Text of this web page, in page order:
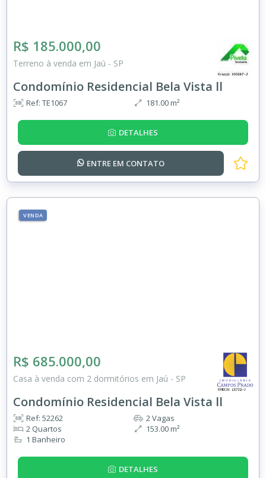
R$ 185.000,00
Terreno à venda em Jaú - SP
Condomínio Residencial Bela Vista ll
Ref: TE1067 181.00 m²
DETALHES
ENTRE EM CONTATO
VENDA
R$ 685.000,00
Casa à venda com 2 dormitórios em Jaú - SP
Condomínio Residencial Bela Vista ll
Ref: 52262
2 Quartos
1 Banheiro
2 Vagas
153.00 m²
DETALHES